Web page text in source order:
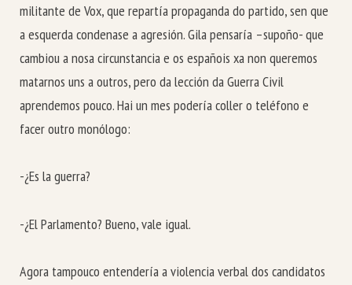
militante de Vox, que repartía propaganda do partido, sen que
a esquerda condenase a agresión. Gila pensaría –supoño- que
cambiou a nosa circunstancia e os españois xa non queremos
matarnos uns a outros, pero da lección da Guerra Civil
aprendemos pouco. Hai un mes podería coller o teléfono e
facer outro monólogo:
-¿Es la guerra?
-¿El Parlamento? Bueno, vale igual.
Agora tampouco entendería a violencia verbal dos candidatos